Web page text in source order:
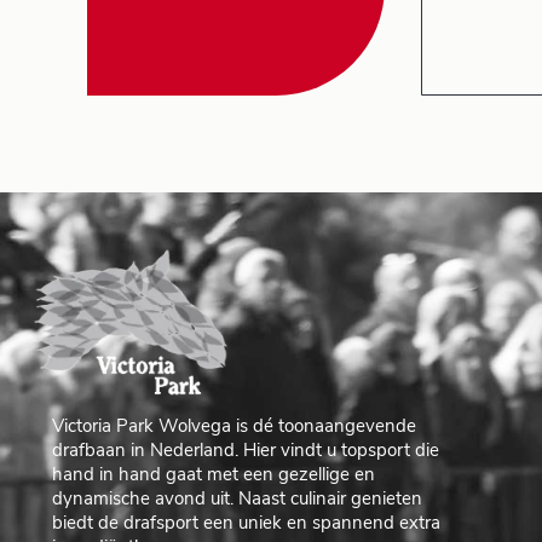
Victoria Park Wolvega is dé toonaangevende
drafbaan in Nederland. Hier vindt u topsport die
hand in hand gaat met een gezellige en
dynamische avond uit. Naast culinair genieten
biedt de drafsport een uniek en spannend extra